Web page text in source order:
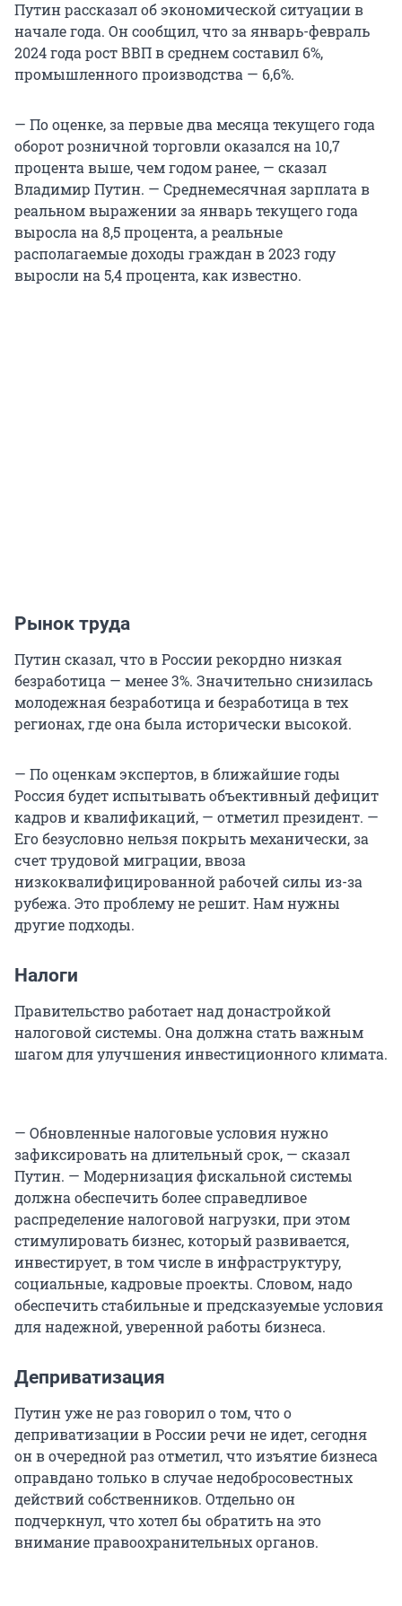
Путин рассказал об экономической ситуации в
начале года. Он сообщил, что за январь-февраль
2024 года рост ВВП в среднем составил 6%,
промышленного производства — 6,6%.
— По оценке, за первые два месяца текущего года
оборот розничной торговли оказался на 10,7
процента выше, чем годом ранее, — сказал
Владимир Путин. — Среднемесячная зарплата в
реальном выражении за январь текущего года
выросла на 8,5 процента, а реальные
располагаемые доходы граждан в 2023 году
выросли на 5,4 процента, как известно.
Рынок труда
Путин сказал, что в России рекордно низкая
безработица — менее 3%. Значительно снизилась
молодежная безработица и безработица в тех
регионах, где она была исторически высокой.
— По оценкам экспертов, в ближайшие годы
Россия будет испытывать объективный дефицит
кадров и квалификаций, — отметил президент. —
Его безусловно нельзя покрыть механически, за
счет трудовой миграции, ввоза
низкоквалифицированной рабочей силы из-за
рубежа. Это проблему не решит. Нам нужны
другие подходы.
Налоги
Правительство работает над донастройкой
налоговой системы. Она должна стать важным
шагом для улучшения инвестиционного климата.
— Обновленные налоговые условия нужно
зафиксировать на длительный срок, — сказал
Путин. — Модернизация фискальной системы
должна обеспечить более справедливое
распределение налоговой нагрузки, при этом
стимулировать бизнес, который развивается,
инвестирует, в том числе в инфраструктуру,
социальные, кадровые проекты. Словом, надо
обеспечить стабильные и предсказуемые условия
для надежной, уверенной работы бизнеса.
Деприватизация
Путин уже не раз говорил о том, что о
деприватизации в России речи не идет, сегодня
он в очередной раз отметил, что изъятие бизнеса
оправдано только в случае недобросовестных
действий собственников. Отдельно он
подчеркнул, что хотел бы обратить на это
внимание правоохранительных органов.